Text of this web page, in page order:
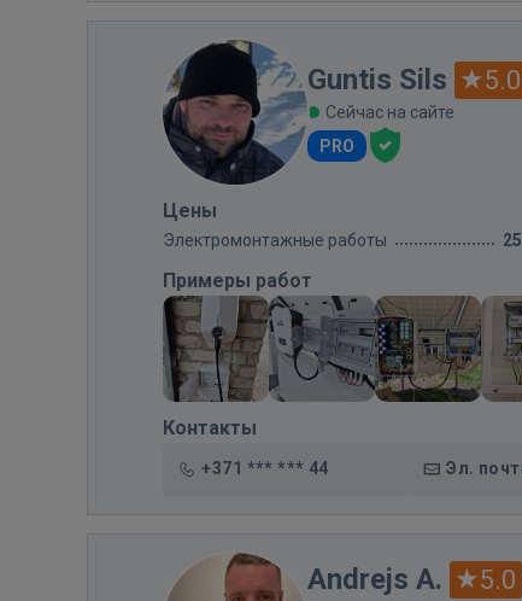
Guntis Sils 5.0
Сейчас на сайте
PRO
Цены
Электромонтажные работы
Примеры работ
Контакты
+371 *** *** 44 Эл.
Andrejs A. 5.0